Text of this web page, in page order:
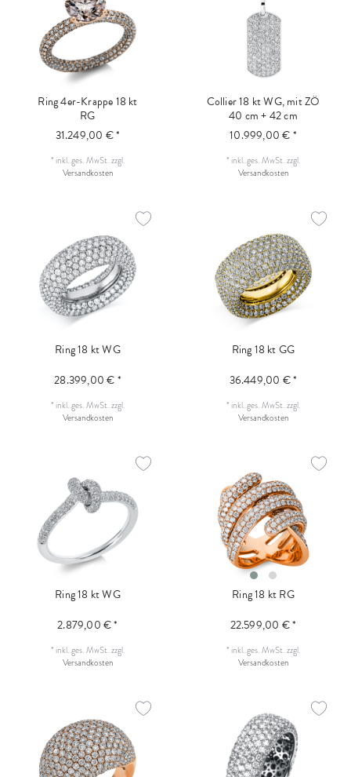
Ring 4er-Krappe 18 kt
RG
31.249,00 € *
* inkl. ges. MwSt.zzgl.
Versandkosten
Collier 18 kt WG, mit ZÖ
40 cm + 42 cm
10.999,00 € *
* inkl. ges. MwSt.zzgl.
Versandkosten
Ring 18 kt WG
28.399,00 € *
* inkl. ges. MwSt.zzgl.
Versandkosten
Ring 18 kt GG
36.449,00 € *
* inkl. ges. MwSt.zzgl.
Versandkosten
Ring 18 kt WG
2.879,00 € *
* inkl. ges. MwSt.zzgl.
Versandkosten
Ring 18 kt RG
22.599,00 € *
* inkl. ges. MwSt.zzgl.
Versandkosten